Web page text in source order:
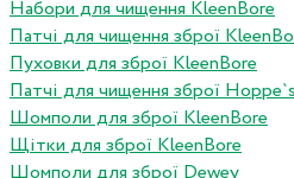
Набори для чищення KleenBore
Патчі для чищення зброї
Пуховки для зброї KleenBore
Патчі для чищення зброї
Шомполи для зброї KleenBore
Щітки для зброї KleenBore